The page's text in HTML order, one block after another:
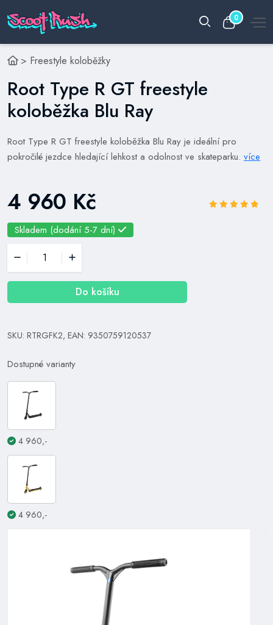
0
> Freestyle koloběžky
Root Type R GT freestyle
koloběžka Blu Ray
Root Type R GT freestyle koloběžka Blu Ray je ideální pro
pokročilé jezdce hledající lehkost a odolnost ve skateparku. více
4 960 Kč
Skladem (dodání 5-7 dní)
Do košíku
SKU: RTRGFK2, EAN: 9350759120537
Dostupné varianty
4 960,-
4 960,-